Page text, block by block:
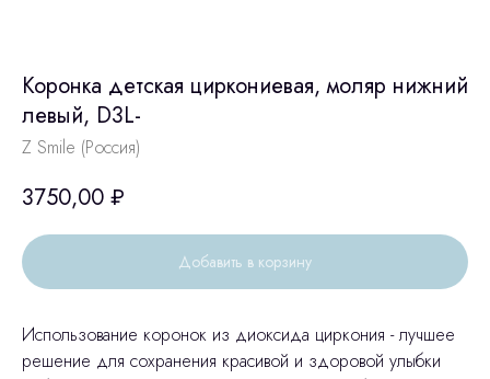
Коронка детская циркониевая, моляр нижний
левый, D3L-
Z Smile (Россия)
3750,00 ₽
Добавить в корзину
Использование коронок из диоксида циркония - лучшее
решение для сохранения красивой и здоровой улыбки